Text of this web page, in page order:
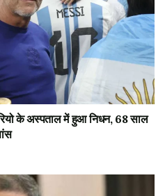
के अस्पताल में हुआ निधन, 68 साल